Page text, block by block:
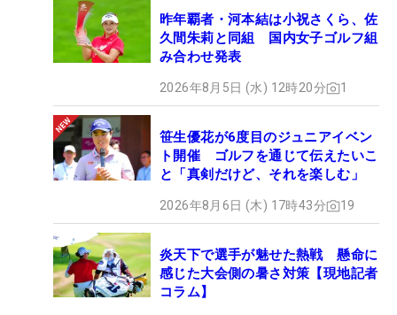
昨年覇者・河本結は小祝さくら、佐
久間朱莉と同組 国内女子ゴルフ組
み合わせ発表
2026年8月5日 (水) 12時20分 1
笹生優花が6度目のジュニアイベン
ト開催 ゴルフを通じて伝えたいこ
と「真剣だけど、それを楽しむ」
2026年8月6日 (木) 17時43分 19
炎天下で選手が魅せた熱戦 懸命に
感じた大会側の暑さ対策【現地記者
コラム】